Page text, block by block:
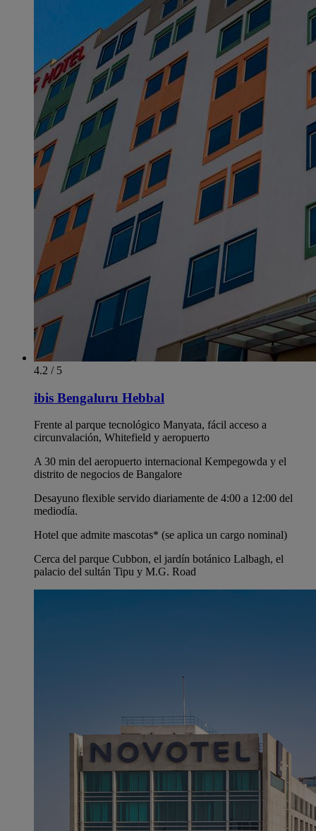
4.2 / 5
ibis Bengaluru Hebbal
Frente al parque tecnológico Manyata, fácil acceso a
circunvalación, Whitefield y aeropuerto
A 30 min del aeropuerto internacional Kempegowda y el
distrito de negocios de Bangalore
Desayuno flexible servido diariamente de 4:00 a 12:00 del
mediodía.
Hotel que admite mascotas* (se aplica un cargo nominal)
Cerca del parque Cubbon, el jardín botánico Lalbagh, el
palacio del sultán Tipu y M.G. Road